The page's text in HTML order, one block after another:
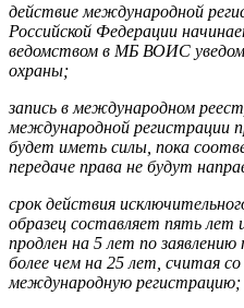
действие международной
Российской Фе­дерации
ведомством в МБ ВОИС
охраны;
запись в международном
международ­ной регистрации
будет иметь силы, пока
пере­даче права не будут
срок действия
образец со­ставляет пять
продлен на 5 лет по
более чем на 25 лет, считая со
международную ре­гистрацию;